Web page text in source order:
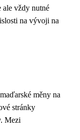
ale vždy nutné
na vývoji na
měny na
stránky
Mezi